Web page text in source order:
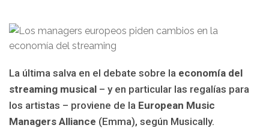
La última salva en el debate sobre la economía del
streaming musical – y en particular las regalías para
los artistas – proviene de la European Music
Managers Alliance (Emma), según Musically.